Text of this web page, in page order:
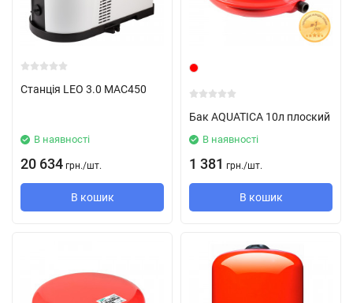
Cтанція LEO 3.0 MAC450
В наявності
20 634 грн./шт.
В кошик
Бак AQUATICA 10л плоский
В наявності
1 381 грн./шт.
В кошик